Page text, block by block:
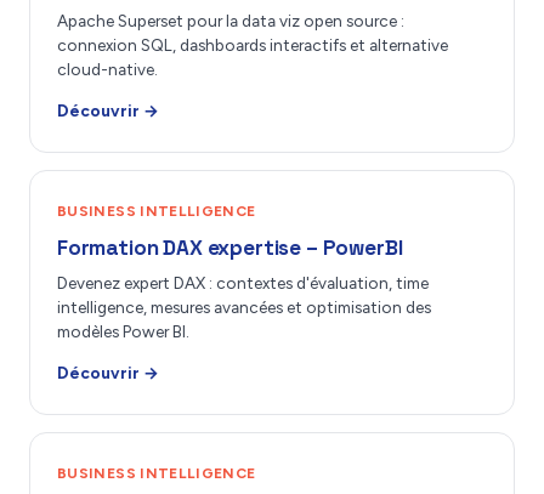
Apache Superset pour la data viz open source :
connexion SQL, dashboards interactifs et alternative
cloud-native.
Découvrir →
BUSINESS INTELLIGENCE
Formation DAX expertise – PowerBI
Devenez expert DAX : contextes d'évaluation, time
intelligence, mesures avancées et optimisation des
modèles Power BI.
Découvrir →
BUSINESS INTELLIGENCE